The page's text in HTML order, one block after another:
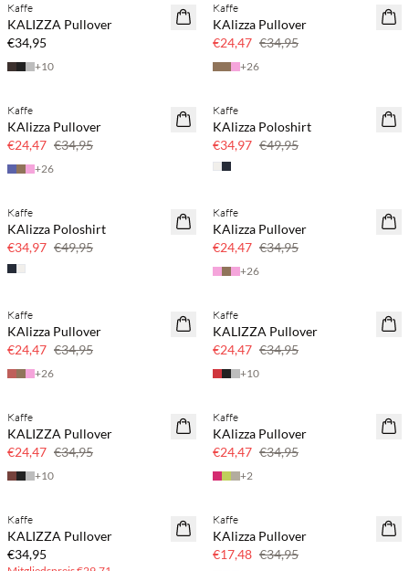
NEUHEITEN
Kaffe
KALIZZA Pullover
€34,95
+10
SAVE20
Kaffe
KAlizza Pullover
€24,47 €34,95
+26
SAVE20
Kaffe
KAlizza Pullover
€24,47 €34,95
+26
SAVE20
Kaffe
KAlizza Poloshirt
€34,97 €49,95
SAVE20
Kaffe
KAlizza Poloshirt
€34,97 €49,95
SAVE20
Kaffe
KAlizza Pullover
€24,47 €34,95
+26
SAVE20
Kaffe
KAlizza Pullover
€24,47 €34,95
+26
SAVE20
Kaffe
KALIZZA Pullover
€24,47 €34,95
+10
SAVE20
Kaffe
KALIZZA Pullover
€24,47 €34,95
+10
SAVE20
Kaffe
KAlizza Pullover
€24,47 €34,95
+2
Kaffe
KALIZZA Pullover
€34,95
SAVE20
Kaffe
KAlizza Pullover
€17,48 €34,95